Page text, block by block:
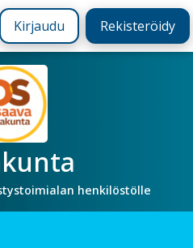
Kirjaudu Rekisteröidy
henkilöstölle